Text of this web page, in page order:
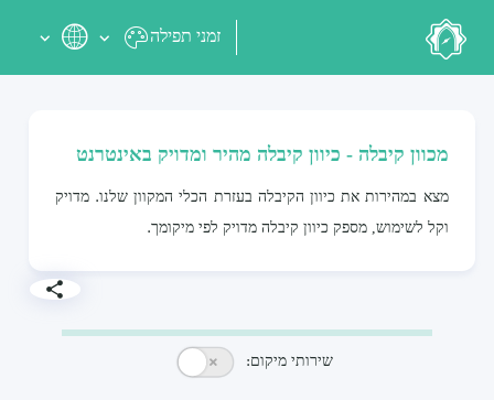
זמני תפילה
מכוון קיבלה - כיוון קיבלה מהיר ומדויק באינטרנט
מצא במהירות את כיוון הקיבלה בעזרת הכלי המקוון שלנו. מדויק
וקל לשימוש, מספק כיוון קיבלה מדויק לפי מיקומך.
שירותי מיקום: